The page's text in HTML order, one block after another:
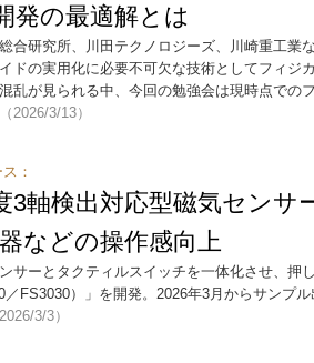
発の最適解とは
合研究所、川田テクノロジーズ、川崎重工業
ドの実用化に必要不可欠な技術としてフィジ
乱が見られる中、今回の勉強会は現時点での
（2026/3/13）
：
3軸検出対応型磁気センサ
などの操作感向上
サーとタクティルスイッチを一体化させ、押
FS3030）」を開発。2026年3月からサンプ
2026/3/3）